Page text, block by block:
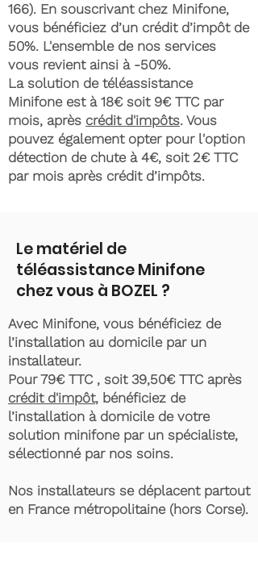
166). En souscrivant chez Minifone,
vous bénéficiez d’un crédit d’impôt de
50%. L'ensemble de nos services
vous revient ainsi à -50%.
La solution de téléassistance
Minifone est à 18€ soit 9€ TTC par
mois, après crédit d'impôts. Vous
pouvez également opter pour l'option
détection de chute à 4€, soit 2€ TTC
par mois après crédit d’impôts.
Le matériel de
téléassistance Minifone
chez vous à BOZEL ?
Avec Minifone, vous bénéficiez de
l’installation au domicile par un
installateur.
Pour 79€ TTC , soit 39,50€ TTC après
crédit d'impôt, bénéficiez de
l’installation à domicile de votre
solution minifone par un spécialiste,
sélectionné par nos soins.
Nos installateurs se déplacent partout
en France métropolitaine (hors Corse).